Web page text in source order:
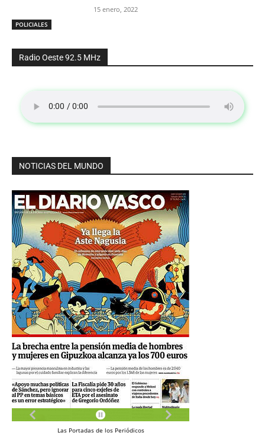
POLICIALES
15 enero, 2022
Radio Oeste 92.5 MHz
NOTICIAS DEL MUNDO
Las Portadas de los Periódicos